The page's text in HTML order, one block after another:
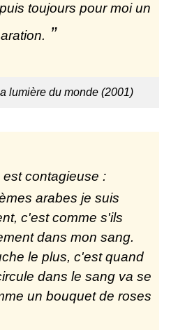
toujours pour moi un
lumière du monde (2001)
contagieuse :
arabes je suis
c'est comme s'ils
dans mon sang.
le plus, c'est quand
dans le sang va se
un bouquet de roses